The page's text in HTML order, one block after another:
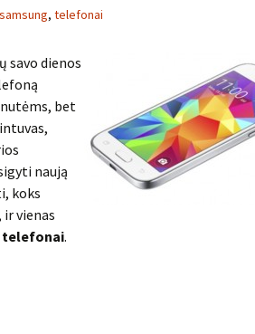
samsung, telefonai
savo dienos
bet
naują
koks
vienas
telefonai.